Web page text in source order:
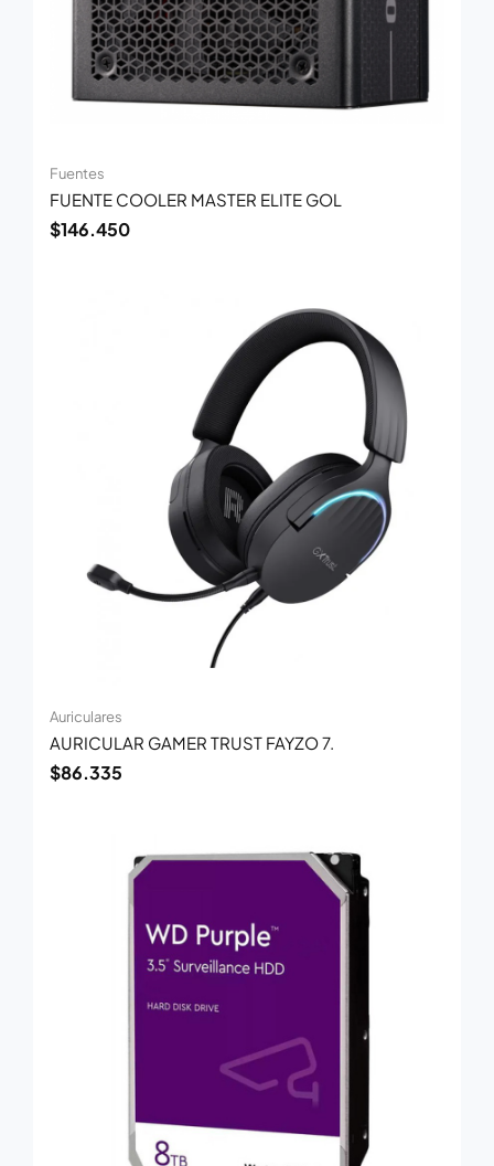
Fuentes
FUENTE COOLER MASTER ELITE GOL
$146.450
Auriculares
AURICULAR GAMER TRUST FAYZO 7.
$86.335